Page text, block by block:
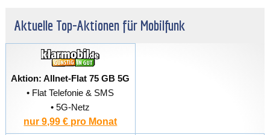
Aktuelle Top-Aktionen für Mobilfunk
Aktion: Allnet-Flat 75 GB 5G
• Flat Telefonie & SMS
• 5G-Netz
nur 9,99 € pro Monat